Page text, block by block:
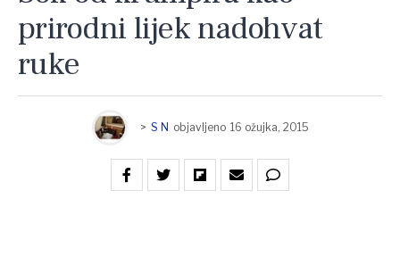
prirodni lijek nadohvat
ruke
> S N objavljeno 16 ožujka, 2015